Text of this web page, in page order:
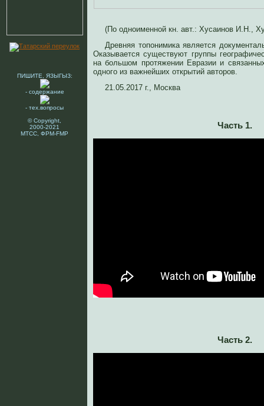
ПИШИТЕ, ЯЗЫГЫЗ:
- содержание
- тех.вопросы
© Copyright,
2000-2021
МТСС, ФРМ-FMP
(По одноименной кн. авт.: Хусаинов И.Н.,
Древняя топонимика является
Оказывается существуют группы
на большом протяжении Евразии и
одного из важнейших открытий авторов.
21.05.2017 г., Москва
Часть 1.
Часть 2.